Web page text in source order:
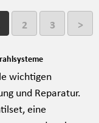
2 3 >
wichtigen
und Reparatur.
eine